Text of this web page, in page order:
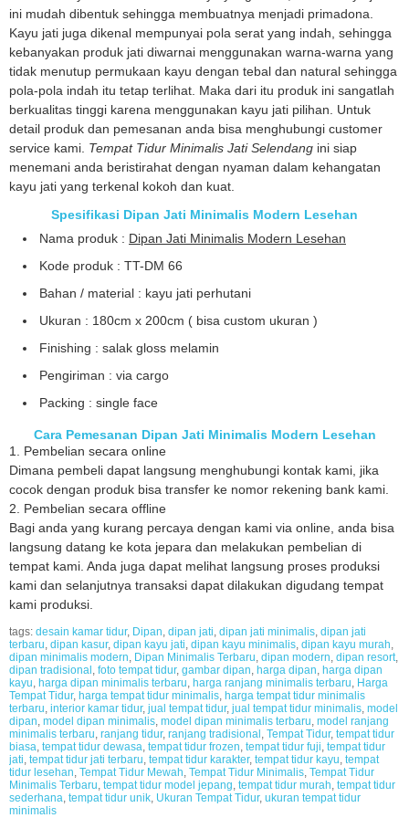
ini mudah dibentuk sehingga membuatnya menjadi primadona.
Kayu jati juga dikenal mempunyai pola serat yang indah, sehingga
kebanyakan produk jati diwarnai menggunakan warna-warna yang
tidak menutup permukaan kayu dengan tebal dan natural sehingga
pola-pola indah itu tetap terlihat. Maka dari itu produk ini sangatlah
berkualitas tinggi karena menggunakan kayu jati pilihan. Untuk
detail produk dan pemesanan anda bisa menghubungi customer
service kami. Tempat Tidur Minimalis Jati Selendang ini siap
menemani anda beristirahat dengan nyaman dalam kehangatan
kayu jati yang terkenal kokoh dan kuat.
Spesifikasi Dipan Jati Minimalis Modern Lesehan
Nama produk : Dipan Jati Minimalis Modern Lesehan
Kode produk : TT-DM 66
Bahan / material : kayu jati perhutani
Ukuran : 180cm x 200cm ( bisa custom ukuran )
Finishing : salak gloss melamin
Pengiriman : via cargo
Packing : single face
Cara Pemesanan Dipan Jati Minimalis Modern Lesehan
1. Pembelian secara online
Dimana pembeli dapat langsung menghubungi kontak kami, jika
cocok dengan produk bisa transfer ke nomor rekening bank kami.
2. Pembelian secara offline
Bagi anda yang kurang percaya dengan kami via online, anda bisa
langsung datang ke kota jepara dan melakukan pembelian di
tempat kami. Anda juga dapat melihat langsung proses produksi
kami dan selanjutnya transaksi dapat dilakukan digudang tempat
kami produksi.
tags: desain kamar tidur, Dipan, dipan jati, dipan jati minimalis, dipan jati
terbaru, dipan kasur, dipan kayu jati, dipan kayu minimalis, dipan kayu murah,
dipan minimalis modern, Dipan Minimalis Terbaru, dipan modern, dipan resort,
dipan tradisional , foto tempat tidur, gambar dipan, harga dipan, harga dipan
kayu, harga dipan minimalis terbaru, harga ranjang minimalis terbaru, Harga
Tempat Tidur, harga tempat tidur minimalis, harga tempat tidur minimalis
terbaru, interior kamar tidur, jual tempat tidur, jual tempat tidur minimalis, model
dipan, model dipan minimalis, model dipan minimalis terbaru, model ranjang
minimalis terbaru, ranjang tidur, ranjang tradisional , Tempat Tidur, tempat tidur
biasa, tempat tidur dewasa, tempat tidur frozen, tempat tidur fuji, tempat tidur
jati, tempat tidur jati terbaru, tempat tidur karakter, tempat tidur kayu, tempat
tidur lesehan, Tempat Tidur Mewah, Tempat Tidur Minimalis, Tempat Tidur
Minimalis Terbaru, tempat tidur model jepang, tempat tidur murah, tempat tidur
sederhana, tempat tidur unik, Ukuran Tempat Tidur, ukuran tempat tidur
minimalis